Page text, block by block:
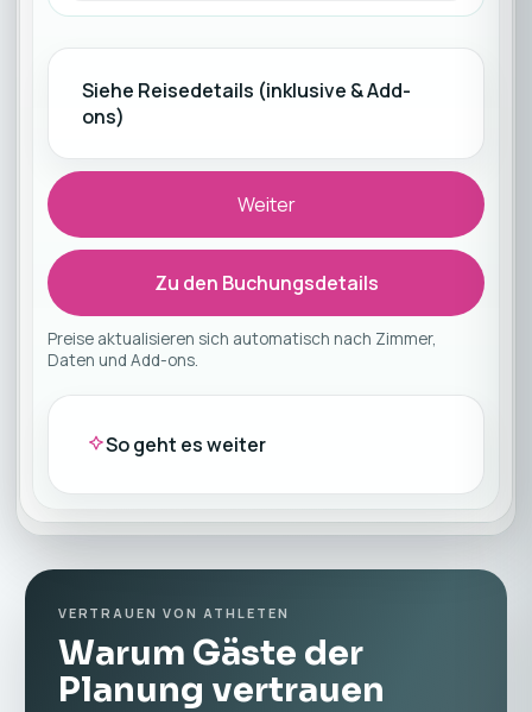
Siehe Reisedetails (inklusive & Add-
ons)
Weiter
Zu den Buchungsdetails
Preise aktualisieren sich automatisch nach Zimmer,
Daten und Add-ons.
So geht es weiter
VERTRAUEN VON ATHLETEN
Warum Gäste der
Planung vertrauen